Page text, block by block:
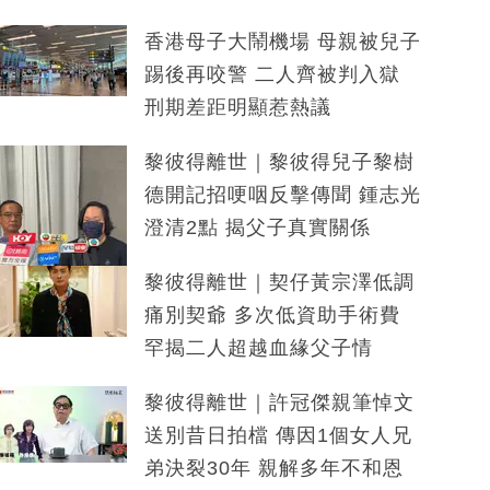
香港母子大鬧機場 母親被兒子
踢後再咬警 二人齊被判入獄
刑期差距明顯惹熱議
黎彼得離世｜黎彼得兒子黎樹
德開記招哽咽反擊傳聞 鍾志光
澄清2點 揭父子真實關係
黎彼得離世｜契仔黃宗澤低調
痛別契爺 多次低資助手術費
罕揭二人超越血緣父子情
黎彼得離世｜許冠傑親筆悼文
送別昔日拍檔 傳因1個女人兄
弟決裂30年 親解多年不和恩